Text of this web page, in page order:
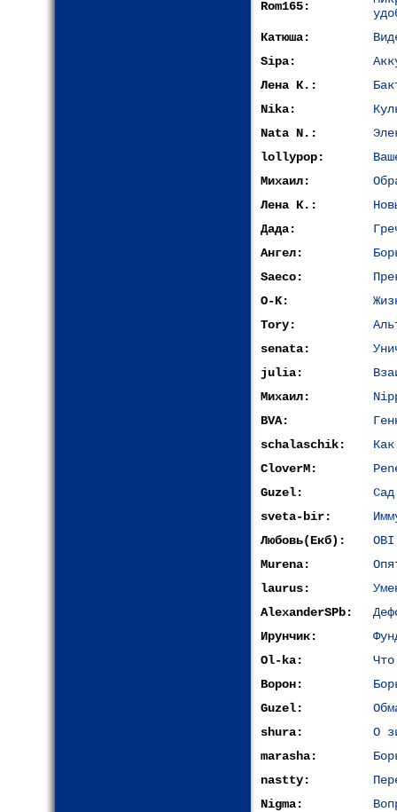
Rom165:
Катюша:
Sipa:
Лена К.:
Nika:
Nata N.:
lollypop:
Михаил:
Лена К.:
Дада:
Ангел:
Saeco:
O-K:
Tory:
senata:
julia:
Михаил:
BVA:
schalaschik:
CloverM:
Guzel:
sveta-bir:
Любовь(Екб):
Murena:
laurus:
AlexanderSPb:
Ирунчик:
Ol-ka:
Ворон:
Guzel:
shura:
О
marasha:
nastty:
Nigma: